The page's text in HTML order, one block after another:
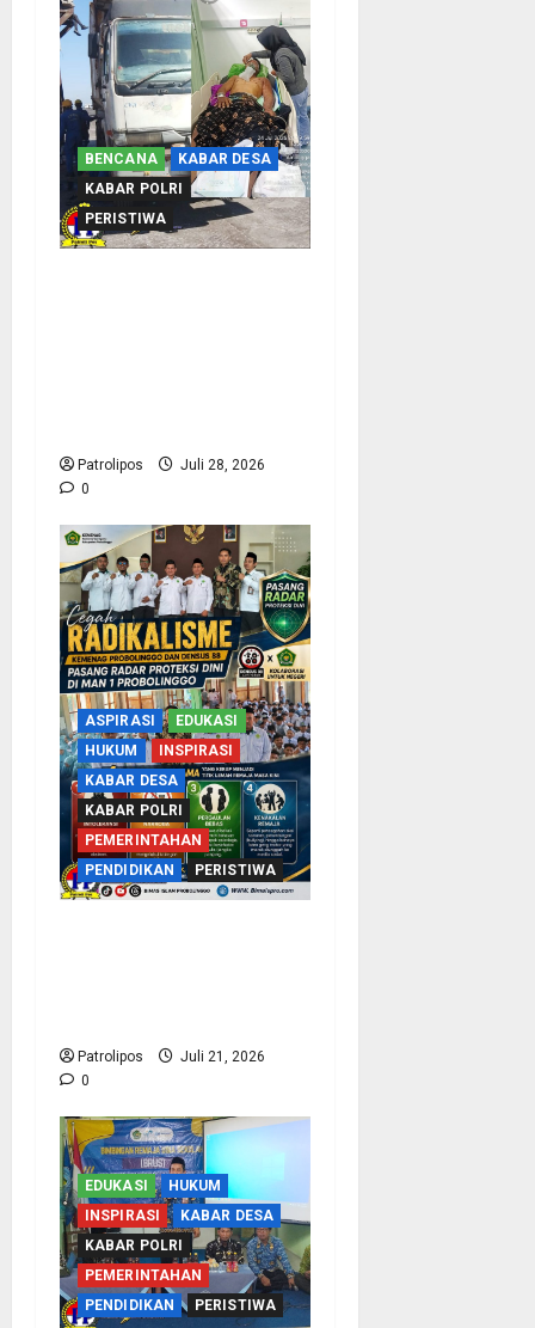
BENCANA
KABAR DESA
KABAR POLRI
PERISTIWA
Patrolipos
Juli 28, 2026
0
ASPIRASI
EDUKASI
HUKUM
INSPIRASI
KABAR DESA
KABAR POLRI
PEMERINTAHAN
PENDIDIKAN
PERISTIWA
Patrolipos
Juli 21, 2026
0
EDUKASI
HUKUM
INSPIRASI
KABAR DESA
KABAR POLRI
PEMERINTAHAN
PENDIDIKAN
PERISTIWA